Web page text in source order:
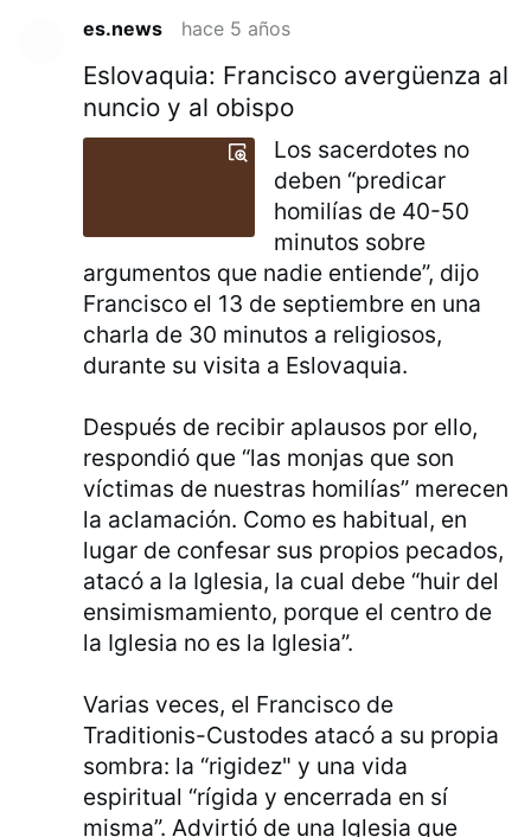
es.news hace 5 años
Eslovaquia: Francisco avergüenza al
nuncio y al obispo
Los sacerdotes no
deben “predicar
homilías de 40-50
minutos sobre
argumentos que nadie entiende”, dijo
Francisco el 13 de septiembre en una
charla de 30 minutos a religiosos,
durante su visita a Eslovaquia.
Después de recibir aplausos por ello,
respondió que “las monjas que son
víctimas de nuestras homilías” merecen
la aclamación. Como es habitual, en
lugar de confesar sus propios pecados,
atacó a la Iglesia, la cual debe “huir del
ensimismamiento, porque el centro de
la Iglesia no es la Iglesia”.
Varias veces, el Francisco de
Traditionis-Custodes atacó a su propia
sombra: la “rigidez" y una vida
espiritual “rígida y encerrada en sí
misma”. Advirtió de una Iglesia que